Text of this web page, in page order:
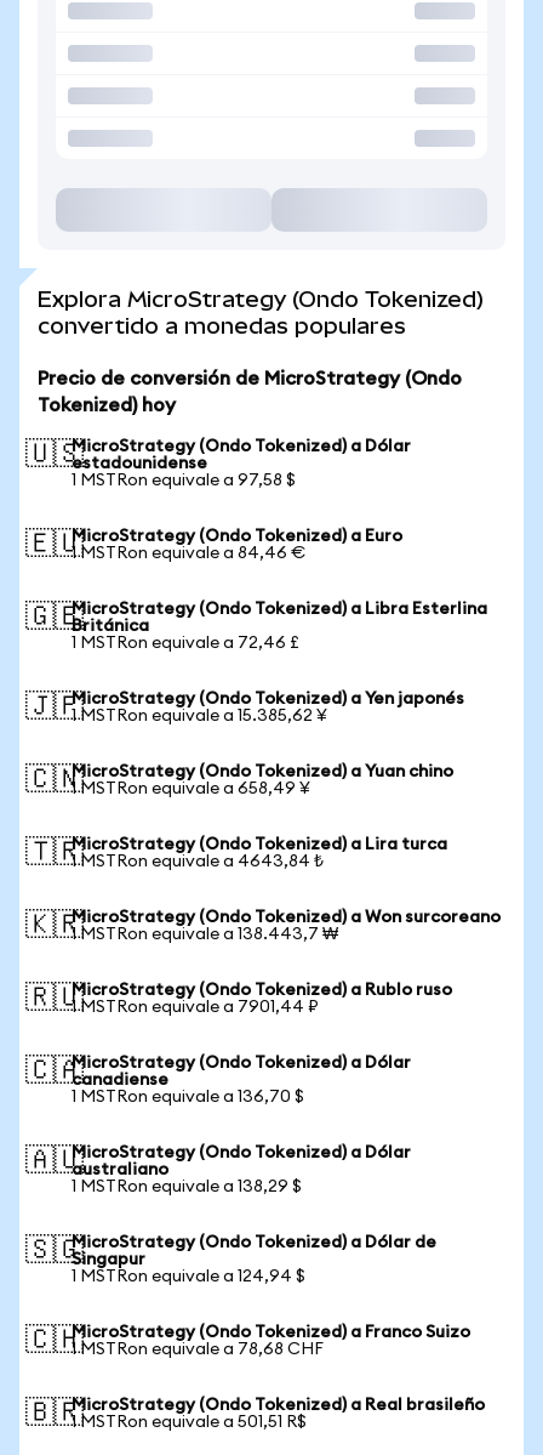
Explora MicroStrategy (Ondo Tokenized)
convertido a monedas populares
Precio de conversión de MicroStrategy (Ondo
Tokenized) hoy
🇺🇸MicroStrategy (Ondo Tokenized) a Dólar
estadounidense
1 MSTRon equivale a 97,58 $
🇪🇺MicroStrategy (Ondo Tokenized) a Euro
1 MSTRon equivale a 84,46 €
🇬🇧MicroStrategy (Ondo Tokenized) a Libra Esterlina
Británica
1 MSTRon equivale a 72,46 £
🇯🇵MicroStrategy (Ondo Tokenized) a Yen japonés
1 MSTRon equivale a 15.385,62 ¥
🇨🇳MicroStrategy (Ondo Tokenized) a Yuan chino
1 MSTRon equivale a 658,49 ¥
🇹🇷MicroStrategy (Ondo Tokenized) a Lira turca
1 MSTRon equivale a 4643,84 ₺
🇰🇷MicroStrategy (Ondo Tokenized) a Won surcoreano
1 MSTRon equivale a 138.443,7 ₩
🇷🇺MicroStrategy (Ondo Tokenized) a Rublo ruso
1 MSTRon equivale a 7901,44 ₽
🇨🇦MicroStrategy (Ondo Tokenized) a Dólar
canadiense
1 MSTRon equivale a 136,70 $
🇦🇺MicroStrategy (Ondo Tokenized) a Dólar
australiano
1 MSTRon equivale a 138,29 $
🇸🇬MicroStrategy (Ondo Tokenized) a Dólar de
Singapur
1 MSTRon equivale a 124,94 $
🇨🇭MicroStrategy (Ondo Tokenized) a Franco Suizo
1 MSTRon equivale a 78,68 CHF
🇧🇷MicroStrategy (Ondo Tokenized) a Real brasileño
1 MSTRon equivale a 501,51 R$